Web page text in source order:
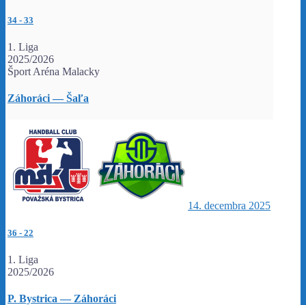
34 - 33
1. Liga
2025/2026
Šport Aréna Malacky
Záhoráci — Šaľa
14. decembra 2025
36 - 22
1. Liga
2025/2026
P. Bystrica — Záhoráci